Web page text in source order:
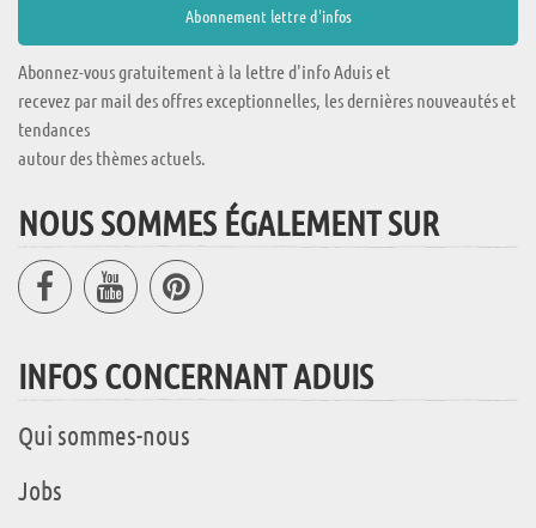
Abonnez-vous gratuitement à la lettre d'info Aduis et
recevez par mail des offres exceptionnelles, les dernières nouveautés et
tendances
autour des thèmes actuels.
NOUS SOMMES ÉGALEMENT SUR
INFOS CONCERNANT ADUIS
Qui sommes-nous
Jobs